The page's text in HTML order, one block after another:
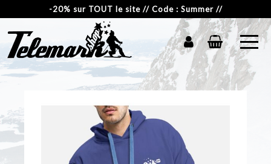
-20% sur TOUT le site // Code : Summer //